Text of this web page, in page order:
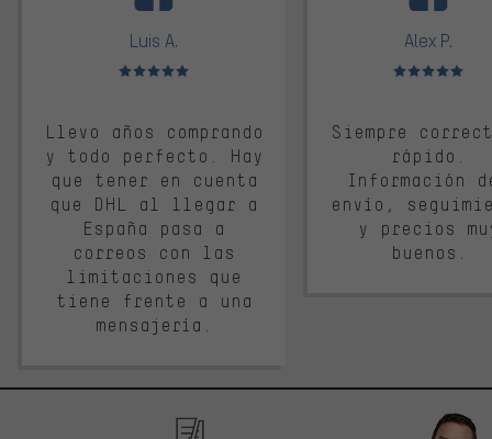
Luis A.
Valoración media: 5 de 5
Llevo años comprando
y todo perfecto. Hay
que tener en cuenta
que DHL al llegar a
España pasa a
correos con las
limitaciones que
tiene frente a una
mensajería.
Alex P.
Valoración
Siempre
rápido.
Información
envío,
y precios
buenos.